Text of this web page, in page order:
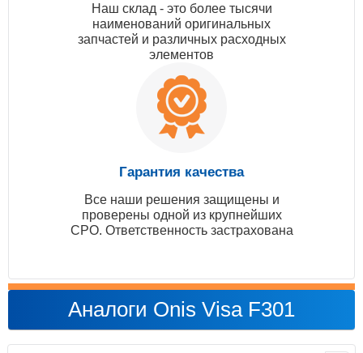
Наш склад - это более тысячи
наименований оригинальных
запчастей и различных расходных
элементов
Гарантия качества
Все наши решения защищены и
проверены одной из крупнейших
СРО. Ответственность застрахована
Аналоги Onis Visa F301